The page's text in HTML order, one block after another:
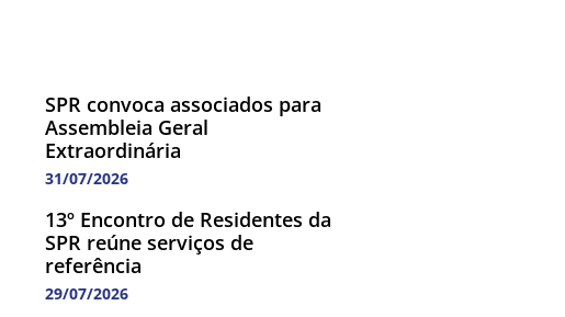
SPR convoca associados para
Assembleia Geral
Extraordinária
31/07/2026
13º Encontro de Residentes da
SPR reúne serviços de
referência
29/07/2026